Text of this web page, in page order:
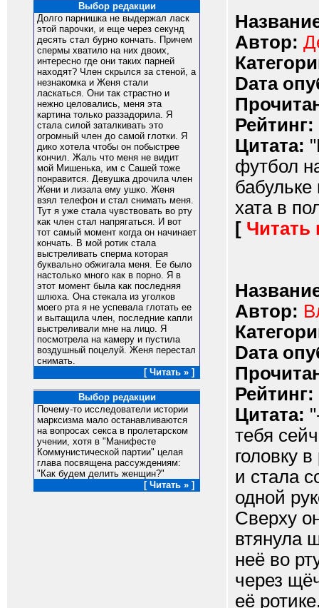
Выбор редакции
Долго парнишка не выдержал ласк
этой парочки, и еще через секунд
десять стал бурно кончать. Причем
спермы хватило на них двоих,
интересно где они таких парней
находят? Член скрылся за стеной, а
незнакомка и Женя стали
ласкаться. Они так страстно и
нежно целовались, меня эта
картина только раззадорила. Я
стала силой заталкивать это
огромный член до самой глотки. Я
дико хотела чтобы он побыстрее
кончил. Жаль что меня не видит
мой Мишенька, им с Сашей тоже
понравится. Девушка дрочила член
Жени и лизала ему ушко. Женя
взял телефон и стал снимать меня.
Тут я уже стала чувствовать во рту
как член стал напрягаться. И вот
тот самый момент когда он начинает
кончать. В мой ротик стала
выстреливать сперма которая
буквально обжигала меня. Ее было
настолько много как в порно. Я в
этот момент была как последняя
шлюха. Она стекала из уголков
моего рта я не успевала глотать ее
и вытащила член, последние капли
выстреливали мне на лицо. Я
посмотрела на камеру и пустила
воздушный поцелуй. Женя перестал
снимать.
[ Читать » ]
Выбор редакции
Почему-то исследователи истории
марксизма мало останавливаются
на вопросах секса в пролетарском
учении, хотя в "Манифесте
Коммунистической партии" целая
глава посвящена рассуждениям:
"Как будем делить женщин?"
[ Читать » ]
Автор:
Dата
Рейтинг:
Цитата:
футбол
бабульке
хата в
[ Читать
Автор:
Dата
Рейтинг:
Цитата:
тебя
головку
и стала
одной
Сверху
втянула
неё во
через
её